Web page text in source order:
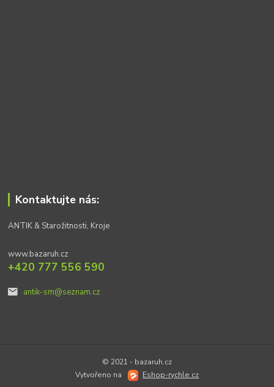
Kontaktujte nás:
ANTIK & Starožitnosti, Kroje
www.bazaruh.cz
+420 777 556 590
antik-sm@seznam.cz
© 2021 - bazaruh.cz
Vytvořeno na
Eshop-rychle.cz